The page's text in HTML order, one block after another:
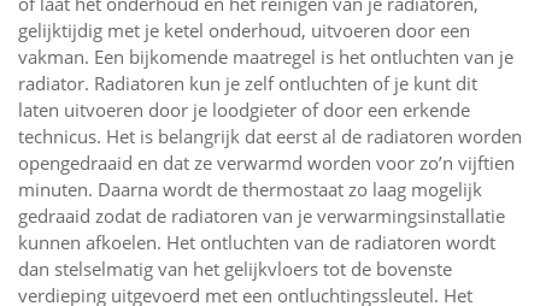
gelijktijdig met je ketel onderhoud, uitvoeren door een
vakman. Een bijkomende maatregel is het ontluchten van je
radiator. Radiatoren kun je zelf ontluchten of je kunt dit
laten uitvoeren door je loodgieter of door een erkende
technicus. Het is belangrijk dat eerst al de radiatoren worden
opengedraaid en dat ze verwarmd worden voor zo’n vijftien
minuten. Daarna wordt de thermostaat zo laag mogelijk
gedraaid zodat de radiatoren van je verwarmingsinstallatie
kunnen afkoelen. Het ontluchten van de radiatoren wordt
dan stelselmatig van het gelijkvloers tot de bovenste
verdieping uitgevoerd met een ontluchtingssleutel. Het